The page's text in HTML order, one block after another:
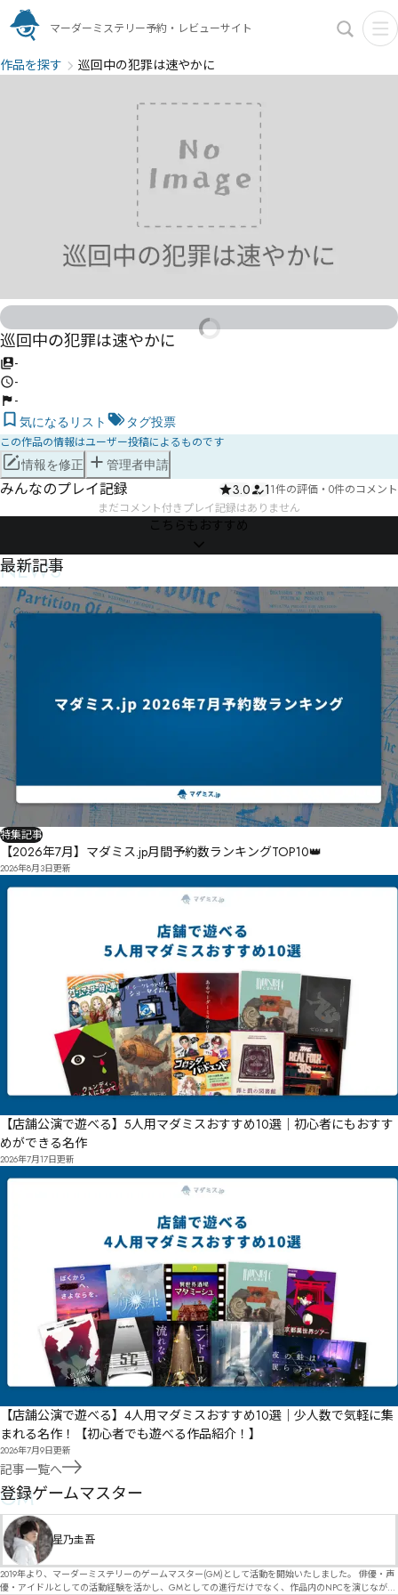
マーダーミステリー予約・レビューサイト
作品を探す 巡回中の犯罪は速やかに
巡回中の犯罪は速やかに
-
-
-
気になるリスト タグ投票
この作品の情報はユーザー投稿によるものです
情報を修正 管理者申請
みんなのプレイ記録 3.0 11件の評価 ・ 0件のコメント
まだコメント付きプレイ記録はありません
こちらもおすすめ
NEWS
最新記事
特集記事
【2026年7月】マダミス.jp月間予約数ランキングTOP10👑
2026年8月3日更新
【店舗公演で遊べる】5人用マダミスおすすめ10選｜初心者にもおすす
めができる名作
2026年7月17日更新
【店舗公演で遊べる】4人用マダミスおすすめ10選｜少人数で気軽に集
まれる名作！【初心者でも遊べる作品紹介！】
2026年7月9日更新
記事一覧へ
GM
登録ゲームマスター
星乃圭吾
2019年より、マーダーミステリーのゲームマスター(GM)として活動を開始いたしました。 俳優・声
優・アイドルとしての活動経験を活かし、GMとしての進行だけでなく、作品内のNPCを演じなが